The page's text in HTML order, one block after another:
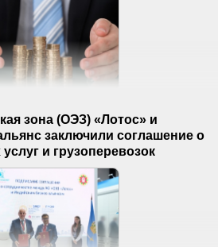
зона (ОЭЗ) «Лотос» и
заключили соглашение о
и грузоперевозок